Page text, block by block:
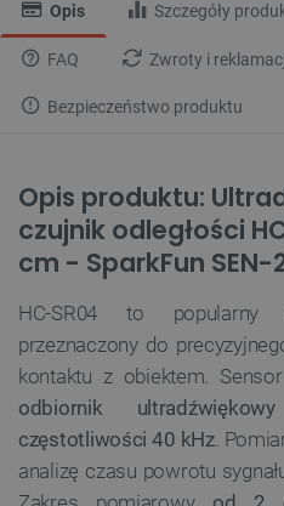
Opis Szczegóły
FAQ Zwroty i
Bezpieczeństwo produktu
Opis produktu:
czujnik odległości
cm - SparkFun SEN-
HC-SR04 to popularny
przeznaczony do
kontaktu z obiektem.
odbiornik
częstotliwości 40 kHz.
analizę czasu powrotu